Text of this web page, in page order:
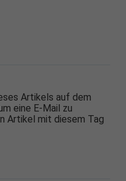
Artikels auf dem
eine E-Mail zu
Artikel mit diesem Tag